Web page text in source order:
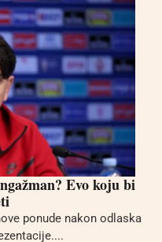
Evo koju bi
ponude nakon odlaska